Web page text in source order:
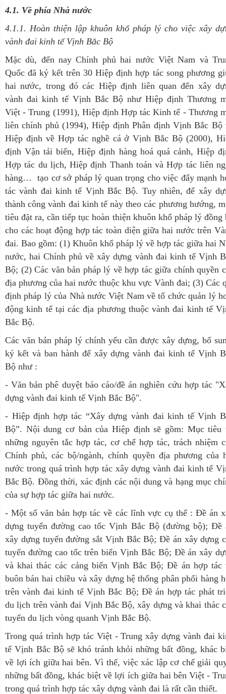
4.1. Về phía Nhà nước
4.1.1. Hoàn thiện lập khuôn khổ pháp lý cho việc xây
vành đai kinh tế Vịnh Bắc Bộ
Mặc dù, đến nay Chính phủ hai nước Việt Nam và
Quốc đã ký kết trên 30 Hiệp định hợp tác song phương
hai nước, trong đó các Hiệp định liên quan đến xây
vành đai kinh tế Vịnh Bắc Bộ như Hiệp định Thương
Việt - Trung (1991), Hiệp định Hợp tác Kinh tế - Thương
liên chính phủ (1994), Hiệp định Phân định Vịnh Bắc Bộ
Hiệp định về Hợp tác nghề cá ở Vịnh Bắc Bộ (2000),
định Vận tải biển, Hiệp định hàng hoá quá cảnh, Hiệp
Hợp tác du lịch, Hiệp định Thanh toán và Hợp tác liên
hàng… tạo cơ sở pháp lý quan trọng cho việc đẩy mạnh
tác vành đai kinh tế Vịnh Bắc Bộ. Tuy nhiên, để xây
thành công vành đai kinh tế này theo các phương hướng,
tiêu đặt ra, cần tiếp tục hoàn thiện khuôn khổ pháp lý đồng
cho các hoạt động hợp tác toàn diện giữa hai nước trên
đai. Bao gồm: (1) Khuôn khổ pháp lý về hợp tác giữa hai
nước, hai Chính phủ về xây dựng vành đai kinh tế Vịnh
Bộ; (2) Các văn bản pháp lý về hợp tác giữa chính quyền
địa phương của hai nước thuộc khu vực Vành đai; (3) Các
định pháp lý của Nhà nước Việt Nam về tổ chức quản lý
động kinh tế tại các địa phương thuộc vành đai kinh tế
Bắc Bộ.
Các văn bản pháp lý chính yếu cần được xây dựng, bổ
ký kết và ban hành để xây dựng vành đai kinh tế Vịnh
Bộ như :
- Văn bản phê duyệt báo cáo/đề án nghiên cứu hợp tác
dựng vành đai kinh tế Vịnh Bắc Bộ".
- Hiệp định hợp tác “Xây dựng vành đai kinh tế Vịnh
Bộ”. Nội dung cơ bản của Hiệp định sẽ gồm: Mục tiêu
những nguyên tắc hợp tác, cơ chế hợp tác, trách nhiệm
Chính phủ, các bộ/ngành, chính quyền địa phương của
nước trong quá trình hợp tác xây dựng vành đai kinh tế
Bắc Bộ. Đồng thời, xác định các nội dung và hạng mục
của sự hợp tác giữa hai nước.
- Một số văn bản hợp tác về các lĩnh vực cụ thể : Đề án
dựng tuyến đường cao tốc Vịnh Bắc Bộ (đường bộ); Đề
xây dựng tuyến đường sắt Vịnh Bắc Bộ; Đề án xây dựng
tuyến đường cao tốc trên biển Vịnh Bắc Bộ; Đề án xây
và khai thác các cảng biển Vịnh Bắc Bộ; Đề án hợp tác
buôn bán hai chiều và xây dựng hệ thống phân phối hàng
trên vành đai kinh tế Vịnh Bắc Bộ; Đề án hợp tác phát
du lịch trên vành đai Vịnh Bắc Bộ, xây dựng và khai thác
tuyến du lịch vòng quanh Vịnh Bắc Bộ.
Trong quá trình hợp tác Việt - Trung xây dựng vành đai
tế Vịnh Bắc Bộ sẽ khó tránh khỏi những bất đồng, khác
về lợi ích giữa hai bên. Vì thế, việc xác lập cơ chế giải
những bất đồng, khác biệt về lợi ích giữa hai bên Việt -
trong quá trình hợp tác xây dựng vành đai là rất cần thiết.